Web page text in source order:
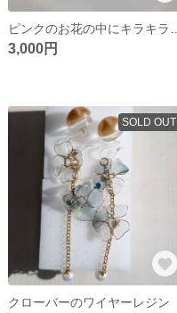
3,000円
SOLD OUT
クローバーのワイヤーレジン